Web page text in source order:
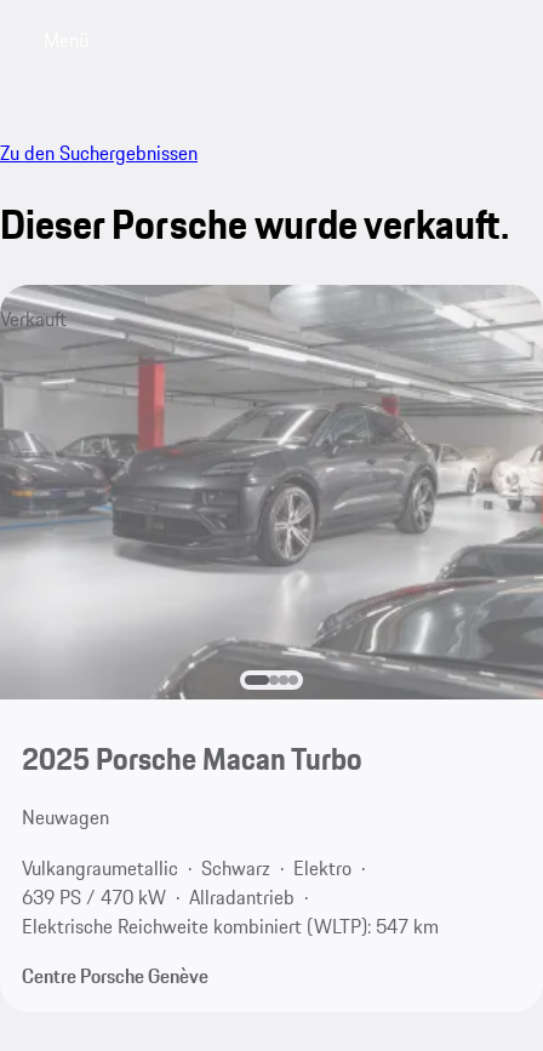
Zu den Suchergebnissen
Dieser Porsche wurde verkauft.
Verkauft
2025 Porsche Macan Turbo
Neuwagen
Vulkangraumetallic
Schwarz
Elektro
639 PS / 470 kW
Allradantrieb
Elektrische Reichweite kombiniert (WLTP): 547 km
Centre Porsche Genève